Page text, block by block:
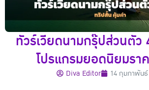
ทัวร์เวียดนามกรุ๊ปส่วนตั
โปรแกรมยอดนิยมรา
Diva Editor 14 กุมภาพันธ์